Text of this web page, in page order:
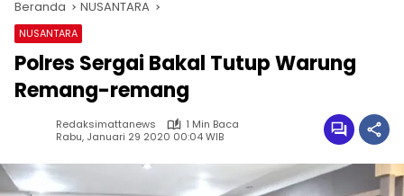
Beranda NUSANTARA
NUSANTARA
Polres Sergai Bakal Tutup Warung
Remang-remang
Redaksimattanews
1 Min Baca
Rabu, Januari 29 2020 00:04 WIB